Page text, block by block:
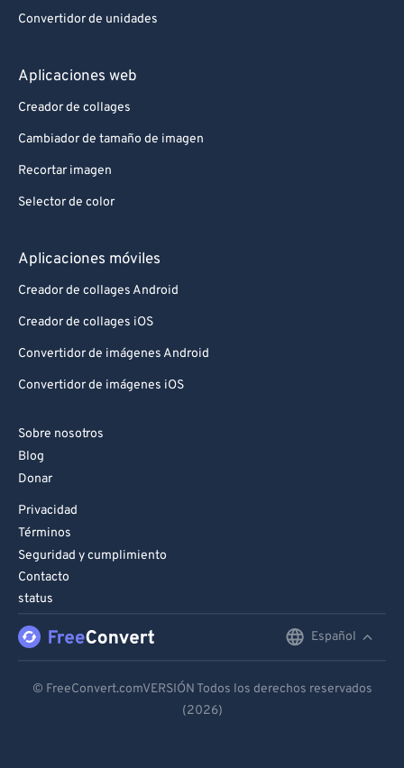
Convertidor de unidades
Aplicaciones web
Creador de collages
Cambiador de tamaño de imagen
Recortar imagen
Selector de color
Aplicaciones móviles
Creador de collages Android
Creador de collages iOS
Convertidor de imágenes Android
Convertidor de imágenes iOS
Sobre nosotros
Blog
Donar
Privacidad
Términos
Seguridad y cumplimiento
Contacto
status
Español
Español
© FreeConvert.comVERSIÓN Todos los derechos reservados
(2026)